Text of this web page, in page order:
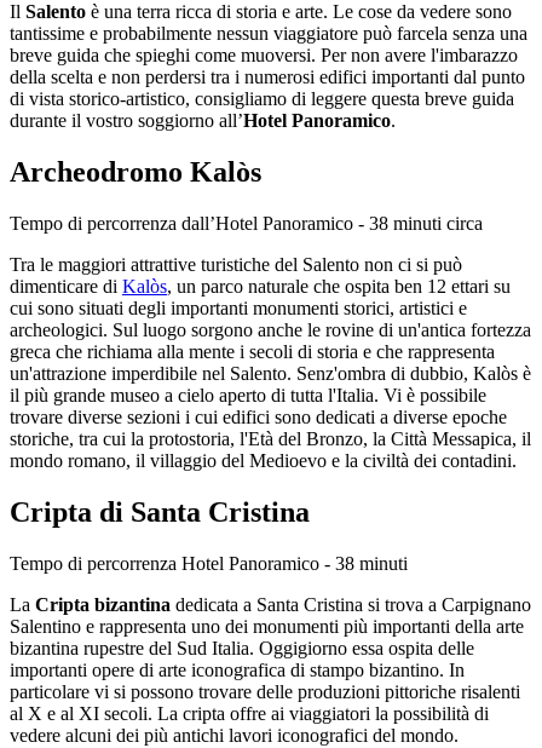
Il Salento è una terra ricca di storia e arte. Le cose da vedere sono
tantissime e probabilmente nessun viaggiatore può farcela senza una
breve guida che spieghi come muoversi. Per non avere l'imbarazzo
della scelta e non perdersi tra i numerosi edifici importanti dal punto
di vista storico-artistico, consigliamo di leggere questa breve guida
durante il vostro soggiorno all’Hotel Panoramico.
Archeodromo Kalòs
Tempo di percorrenza dall’Hotel Panoramico - 38 minuti circa
Tra le maggiori attrattive turistiche del Salento non ci si può
dimenticare di Kalòs, un parco naturale che ospita ben 12 ettari su
cui sono situati degli importanti monumenti storici, artistici e
archeologici. Sul luogo sorgono anche le rovine di un'antica fortezza
greca che richiama alla mente i secoli di storia e che rappresenta
un'attrazione imperdibile nel Salento. Senz'ombra di dubbio, Kalòs è
il più grande museo a cielo aperto di tutta l'Italia. Vi è possibile
trovare diverse sezioni i cui edifici sono dedicati a diverse epoche
storiche, tra cui la protostoria, l'Età del Bronzo, la Città Messapica, il
mondo romano, il villaggio del Medioevo e la civiltà dei contadini.
Cripta di Santa Cristina
Tempo di percorrenza Hotel Panoramico - 38 minuti
La Cripta bizantina dedicata a Santa Cristina si trova a Carpignano
Salentino e rappresenta uno dei monumenti più importanti della arte
bizantina rupestre del Sud Italia. Oggigiorno essa ospita delle
importanti opere di arte iconografica di stampo bizantino. In
particolare vi si possono trovare delle produzioni pittoriche risalenti
al X e al XI secoli. La cripta offre ai viaggiatori la possibilità di
vedere alcuni dei più antichi lavori iconografici del mondo.